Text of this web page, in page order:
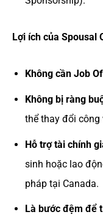
Lợi ích của Spousal
Không cần Job
Không bị ràng
thể thay đổi công
Hỗ trợ tài chính
sinh hoặc lao
pháp tại Canada.
Là bước đệm để